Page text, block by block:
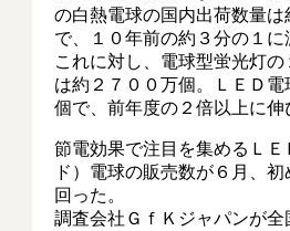
の白熱電球の国内出荷数量は
で、１０年前の約３分の１に
これに対し、電球型蛍光灯
は約２７００万個。ＬＥＤ
個で、前年度の２倍以上に伸
節電効果で注目を集めるＬＥ
ド）電球の販売数が６月、
回った。
調査会社ＧｆＫジャパンが全